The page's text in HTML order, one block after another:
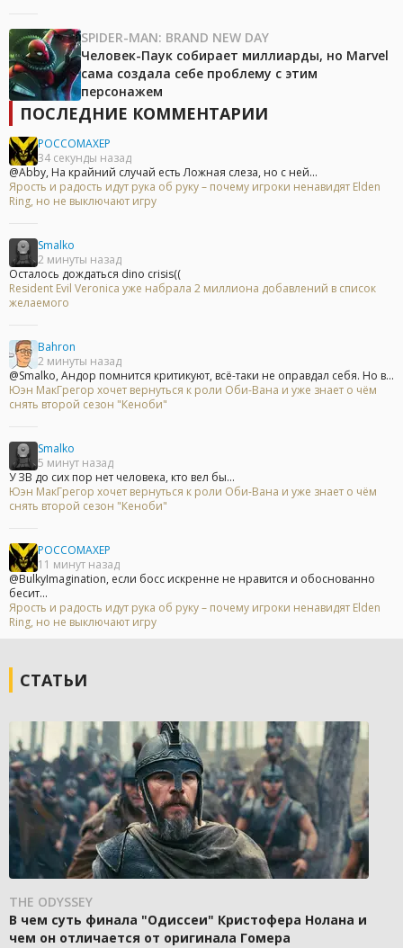
SPIDER-MAN: BRAND NEW DAY
Человек-Паук собирает миллиарды, но Marvel
сама создала себе проблему с этим
персонажем
ПОСЛЕДНИЕ КОММЕНТАРИИ
POCCOMAXEP
34 секунды назад
@Abby, На крайний случай есть Ложная слеза, но с ней...
Ярость и радость идут рука об руку – почему игроки ненавидят Elden
Ring, но не выключают игру
Smalko
2 минуты назад
Осталось дождаться dino crisis((
Resident Evil Veronica уже набрала 2 миллиона добавлений в список
желаемого
Bahron
2 минуты назад
@Smalko, Андор помнится критикуют, всё-таки не оправдал себя. Но в...
Юэн МакГрегор хочет вернуться к роли Оби-Вана и уже знает о чём
снять второй сезон "Кеноби"
Smalko
5 минут назад
У ЗВ до сих пор нет человека, кто вел бы...
Юэн МакГрегор хочет вернуться к роли Оби-Вана и уже знает о чём
снять второй сезон "Кеноби"
POCCOMAXEP
11 минут назад
@BulkyImagination, если босс искренне не нравится и обоснованно
бесит...
Ярость и радость идут рука об руку – почему игроки ненавидят Elden
Ring, но не выключают игру
СТАТЬИ
THE ODYSSEY
В чем суть финала "Одиссеи" Кристофера Нолана и
чем он отличается от оригинала Гомера